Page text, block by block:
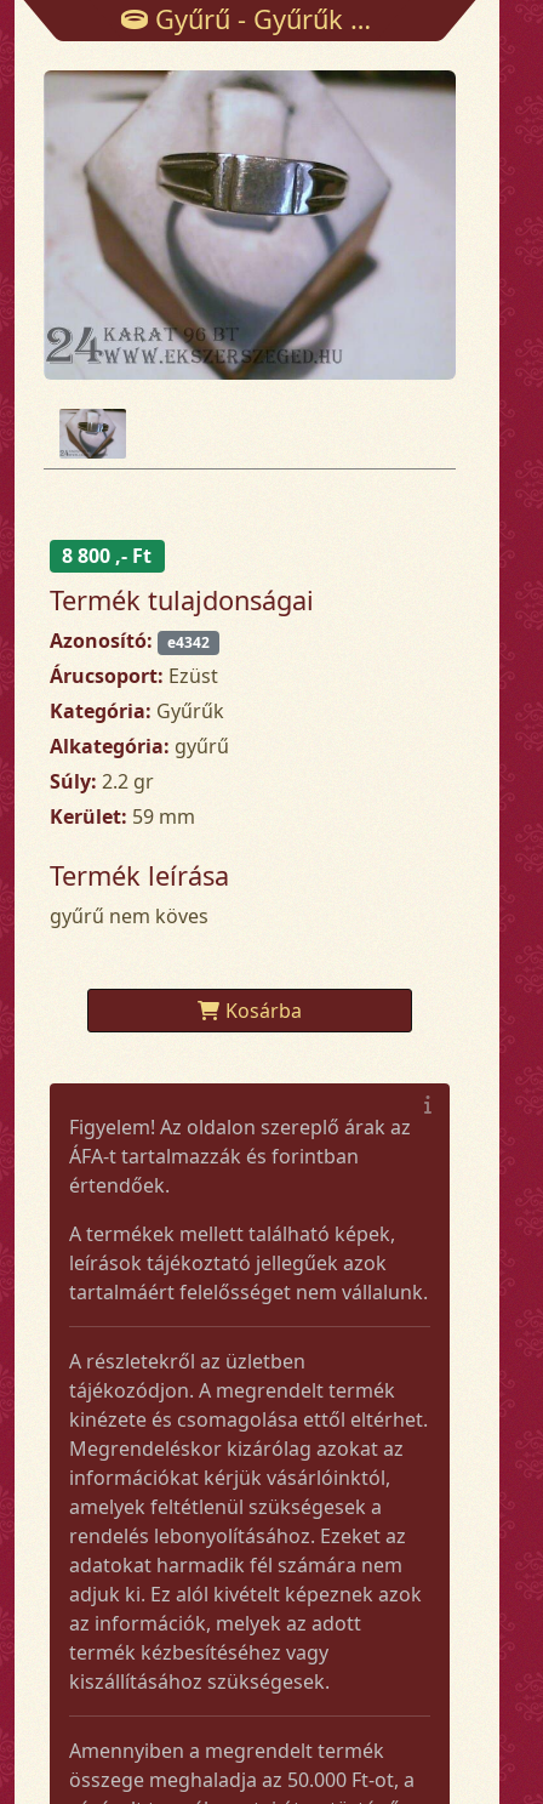
Gyűrű - Gyűrűk - Arany és ezüst ékszerek
8 800 ,- Ft
Termék tulajdonságai
Azonosító: e4342
Árucsoport: Ezüst
Kategória: Gyűrűk
Alkategória: gyűrű
Súly: 2.2 gr
Kerület: 59 mm
Termék leírása
gyűrű nem köves
Kosárba
Figyelem! Az oldalon szereplő árak az
ÁFA-t tartalmazzák és forintban
értendőek.
A termékek mellett található képek,
leírások tájékoztató jellegűek azok
tartalmáért felelősséget nem vállalunk.
A részletekről az üzletben
tájékozódjon. A megrendelt termék
kinézete és csomagolása ettől eltérhet.
Megrendeléskor kizárólag azokat az
információkat kérjük vásárlóinktól,
amelyek feltétlenül szükségesek a
rendelés lebonyolításához. Ezeket az
adatokat harmadik fél számára nem
adjuk ki. Ez alól kivételt képeznek azok
az információk, melyek az adott
termék kézbesítéséhez vagy
kiszállításához szükségesek.
Amennyiben a megrendelt termék
összege meghaladja az 50.000 Ft-ot, a